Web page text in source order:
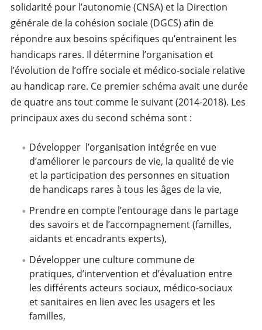
solidarité pour l’autonomie (CNSA) et la Direction
générale de la cohésion sociale (DGCS) afin de
répondre aux besoins spécifiques qu’entrainent les
handicaps rares. Il détermine l’organisation et
l’évolution de l’offre sociale et médico-sociale relative
au handicap rare. Ce premier schéma avait une durée
de quatre ans tout comme le suivant (2014-2018). Les
principaux axes du second schéma sont :
Développer l’organisation intégrée en vue
d’améliorer le parcours de vie, la qualité de vie
et la participation des personnes en situation
de handicaps rares à tous les âges de la vie,
Prendre en compte l’entourage dans le partage
des savoirs et de l’accompagnement (familles,
aidants et encadrants experts),
Développer une culture commune de
pratiques, d’intervention et d’évaluation entre
les différents acteurs sociaux, médico-sociaux
et sanitaires en lien avec les usagers et les
familles,